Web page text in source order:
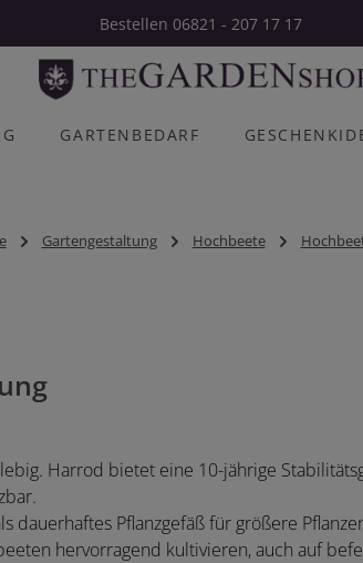
Bestellen 06821 - 207 17 17
GARTENBEDARF
Gartengestaltung Hochbeete
Harrod bietet eine 10-jährige
Pflanzgefäß für größere
hervorragend kultivieren, auch auf